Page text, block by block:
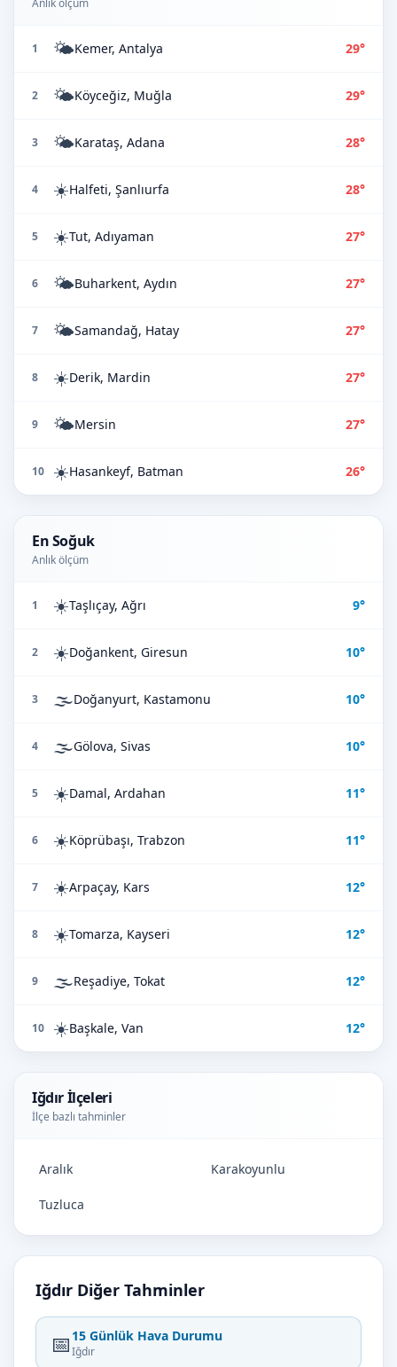
Anlık ölçüm
1 🌤️Kemer, Antalya 29°
2 🌤️Köyceğiz, Muğla 29°
3 🌤️Karataş, Adana 28°
4 ☀️Halfeti, Şanlıurfa 28°
5 ☀️Tut, Adıyaman 27°
6 🌤️Buharkent, Aydın 27°
7 🌤️Samandağ, Hatay 27°
8 ☀️Derik, Mardin 27°
9 🌤️Mersin 27°
10 ☀️Hasankeyf, Batman 26°
En Soğuk
Anlık ölçüm
1 ☀️Taşlıçay, Ağrı 9°
2 ☀️Doğankent, Giresun 10°
3 🌫️Doğanyurt, Kastamonu 10°
4 🌫️Gölova, Sivas 10°
5 ☀️Damal, Ardahan 11°
6 ☀️Köprübaşı, Trabzon 11°
7 ☀️Arpaçay, Kars 12°
8 ☀️Tomarza, Kayseri 12°
9 🌫️Reşadiye, Tokat 12°
10 ☀️Başkale, Van 12°
Iğdır İlçeleri
İlçe bazlı tahminler
Aralık Karakoyunlu
Tuzluca
Iğdır Diğer Tahminler
📅 15 Günlük Hava Durumu
Iğdır